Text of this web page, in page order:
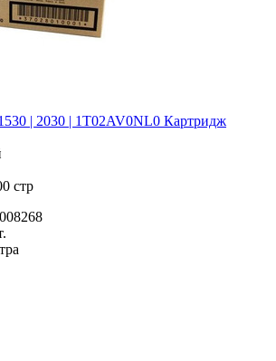
| 2030 | 1T02AV0NL0 Картридж
стр